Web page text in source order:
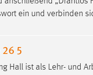
ein und verbinden
5
Hall ist als Lehr- und